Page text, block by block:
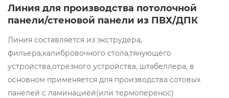
Линия для производства потолочной
панели/стеновой панели из ПВХ/ДПК
Линия составляется из экструдера,
фильера,калибровочного стола,тянующего
устройства,отрезного устройства, штабеллера, в
основном применяется для производства сотовых
панелей с ламинацией(или термоперенос)